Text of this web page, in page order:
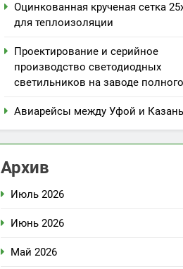
Оцинкованная крученая сетка
для теплоизоляции
Проектирование и серийное
производство светодиодных
светильников на заводе
Авиарейсы между Уфой и
Архив
Июль 2026
Июнь 2026
Май 2026